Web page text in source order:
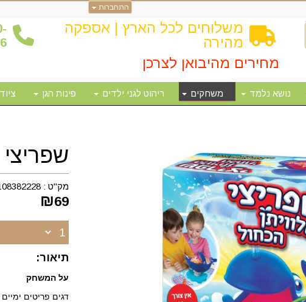
התחברות
משלוחים לכל הארץ | אספקה
מהירה
מחירים מהיבואן לצרכן
נושא נלמד משחקים ריהוט לגני ילדים פינות הגן
שפריצי
מק"ט :
₪69
תיאור:
על המשחק
דגים פריטים ימיים